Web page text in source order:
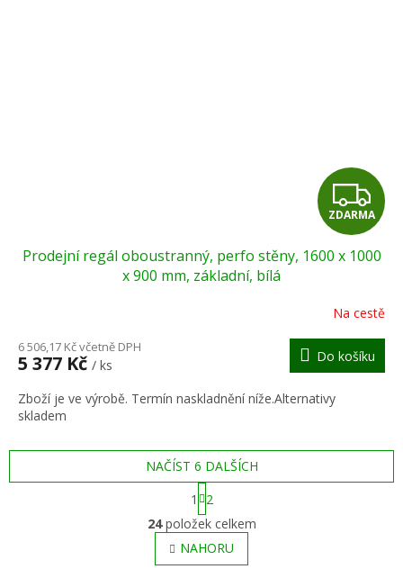
Z
D
A
R
M
A
ZDARMA
Prodejní regál oboustranný, perfo stěny, 1600 x 1000
x 900 mm, základní, bílá
Na cestě
6 506,17 Kč včetně DPH
5 377 Kč / ks
Do košíku
Zboží je ve výrobě. Termín naskladnění níže.Alternativy
skladem
O
v
l
á
NAČÍST 6 DALŠÍCH
S
t
r
á
n
k
1
2
24položek celkem
NAHORU